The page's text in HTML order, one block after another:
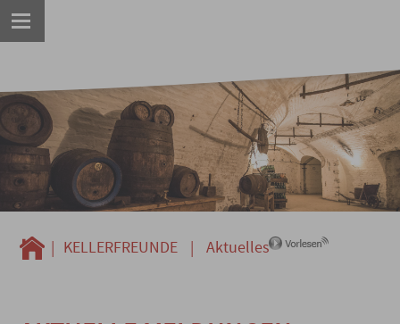
| KELLERFREUNDE | Aktuelles